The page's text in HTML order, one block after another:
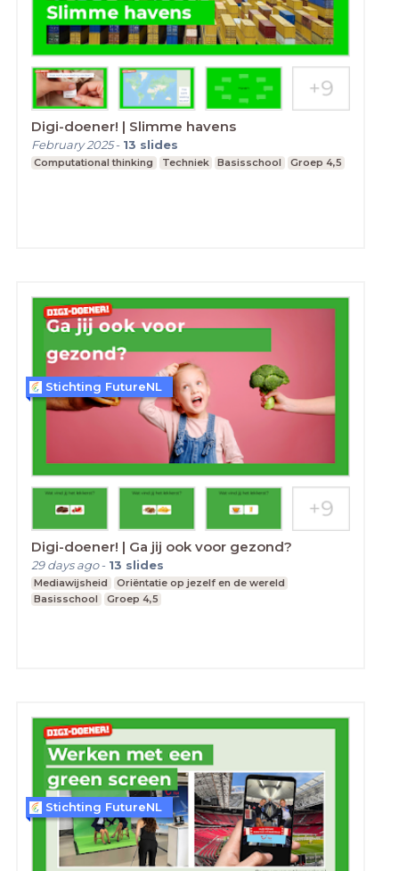
Digi-doener! | Slimme havens
February 2025- 13 slides
Computational thinking Techniek Basisschool Groep 4,5
Digi-doener! | Ga jij ook voor gezond?
29 days ago- 13 slides
Mediawijsheid
Oriëntatie op jezelf en de wereld
Basisschool
Groep 4,5
Stichting FutureNL
Stichting FutureNL